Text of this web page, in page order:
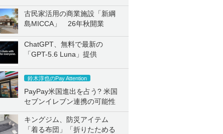
古民家活用の商業施設「新綱
島MICCA」 26年秋開業
ChatGPT、無料で最新の
「GPT-5.6 Luna」提供
鈴木淳也のPay Attention
PayPay米国進出を占う? 米国
セブンイレブン連携の可能性
キングジム、防災アイテム
「着る布団」「折りたためる